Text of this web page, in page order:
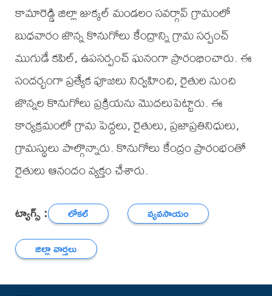
కామారెడ్డి జిల్లా జుక్కల్ మండలం సవర్గావ్ గ్రామంలో
బుధవారం జొన్న కొనుగోలు కేంద్రాన్ని గ్రామ సర్పంచ్
ముగుడే కపిల్, ఉపసర్పంచ్ ఘనంగా ప్రారంభించారు. ఈ
సందర్భంగా ప్రత్యేక పూజలు నిర్వహించి, రైతుల నుంచి
జొన్నల కొనుగోలు ప్రక్రియను మొదలుపెట్టారు. ఈ
కార్యక్రమంలో గ్రామ పెద్దలు, రైతులు, ప్రజాప్రతినిధులు,
గ్రామస్థులు పాల్గొన్నారు. కొనుగోలు కేంద్రం ప్రారంభంతో
రైతులు ఆనందం వ్యక్తం చేశారు.
ట్యాగ్స్ : లోకల్
వ్యవసాయం
జిల్లా వార్తలు